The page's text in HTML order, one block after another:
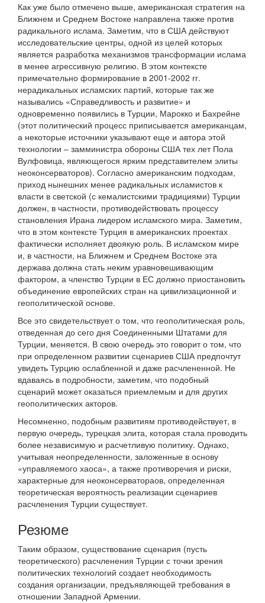
Как уже было отмечено выше, американская стратегия на
Ближнем и Среднем Востоке направлена также против
радикального ислама. Заметим, что в США действуют
исследовательские центры, одной из целей которых
является разработка механизмов трансформации ислама
в менее агрессивную религию. В этом контексте
примечательно формирование в 2001-2002 гг.
нерадикальных исламских партий, которые так же
назывались «Справедливость и развитие» и
одновременно появились в Турции, Марокко и Бахрейне
(этот политический процесс приписывается американцам,
а некоторые источники указывают еще и автора этой
технологии – замминистра обороны США тех лет Пола
Вулфовица, являющегося ярким представителем элиты
неоконсерваторов). Согласно американским подходам,
приход нынешних менее радикальных исламистов к
власти в светской (с кемалистскими традициями) Турции
должен, в частности, противодействовать процессу
становления Ирана лидером исламского мира. Заметим,
что в этом контексте Турция в американских проектах
фактически исполняет двоякую роль. В исламском мире
и, в частности, на Ближнем и Среднем Востоке эта
держава должна стать неким уравновешивающим
фактором, а членство Турции в ЕС должно приостановить
объединение европейских стран на цивилизационной и
геополитической основе.
Все это свидетельствует о том, что геополитическая роль,
отведенная до сего дня Соединенными Штатами для
Турции, меняется. В свою очередь это говорит о том, что
при определенном развитии сценариев США предпочтут
увидеть Турцию ослабленной и даже расчлененной. Не
вдаваясь в подробности, заметим, что подобный
сценарий может оказаться приемлемым и для других
геополитических акторов.
Несомненно, подобным развитиям противодействует, в
первую очередь, турецкая элита, которая стала проводить
более независимую и расчетливую политику. Однако,
учитывая неопределенности, заложенные в основу
«управляемого хаоса», а также противоречия и риски,
характерные для неоконсерватораов, определенная
теоретическая вероятность реализации сценариев
расчленения Турции существует.
Резюме
Таким образом, существование сценария (пусть
теоретического) расчленения Турции с точки зрения
политических технологий создает необходимость
создания организации, предъявляющей требования в
отношении Западной Армении.